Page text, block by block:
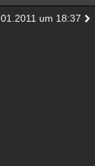
um 18:37